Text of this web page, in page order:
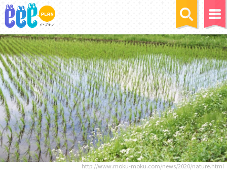
http://www.moku-moku.com/news/2020/nature.html